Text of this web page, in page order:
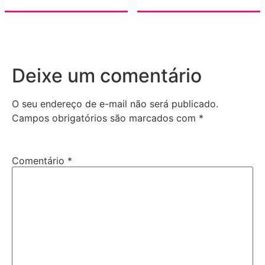
Deixe um comentário
O seu endereço de e-mail não será publicado.
Campos obrigatórios são marcados com *
Comentário *